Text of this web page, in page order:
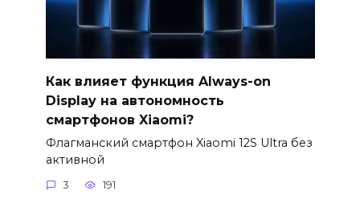
Как влияет функция Always-on
Display на автономность
смартфонов Xiaomi?
Флагманский смартфон Xiaomi 12S Ultra без
активной
3 191